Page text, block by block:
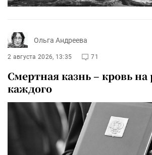
Ольга Андреева
2 августа 2026, 13:35 71
Смертная казнь – кровь на
каждого